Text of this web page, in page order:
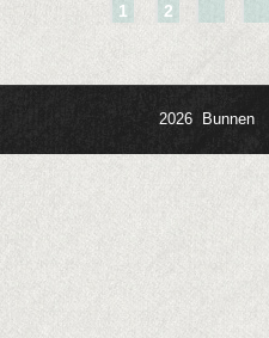
1 2
2026 Bunnen